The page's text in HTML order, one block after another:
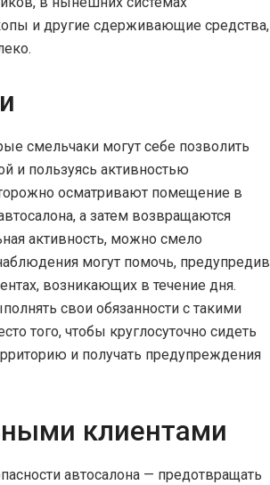
и другие сдерживающие средства,
смельчаки могут себе позволить
и пользуясь активностью
осматривают помещение в
а затем возвращаются
активность, можно смело
могут помочь, предупредив
возникающих в течение дня.
свои обязанности с такими
того, чтобы круглосуточно сидеть
и получать предупреждения
клиентами
автосалона — предотвращать